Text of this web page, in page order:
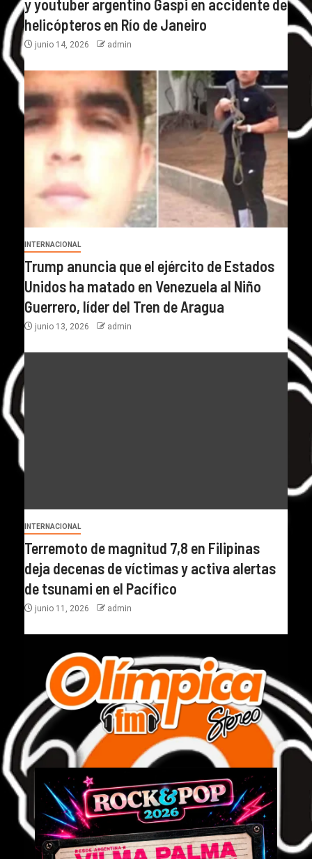
y youtuber argentino Gaspi en accidente de
helicópteros en Río de Janeiro
junio 14, 2026 admin
INTERNACIONAL
Trump anuncia que el ejército de Estados
Unidos ha matado en Venezuela al Niño
Guerrero, líder del Tren de Aragua
junio 13, 2026 admin
INTERNACIONAL
Terremoto de magnitud 7,8 en Filipinas
deja decenas de víctimas y activa alertas
de tsunami en el Pacífico
junio 11, 2026 admin